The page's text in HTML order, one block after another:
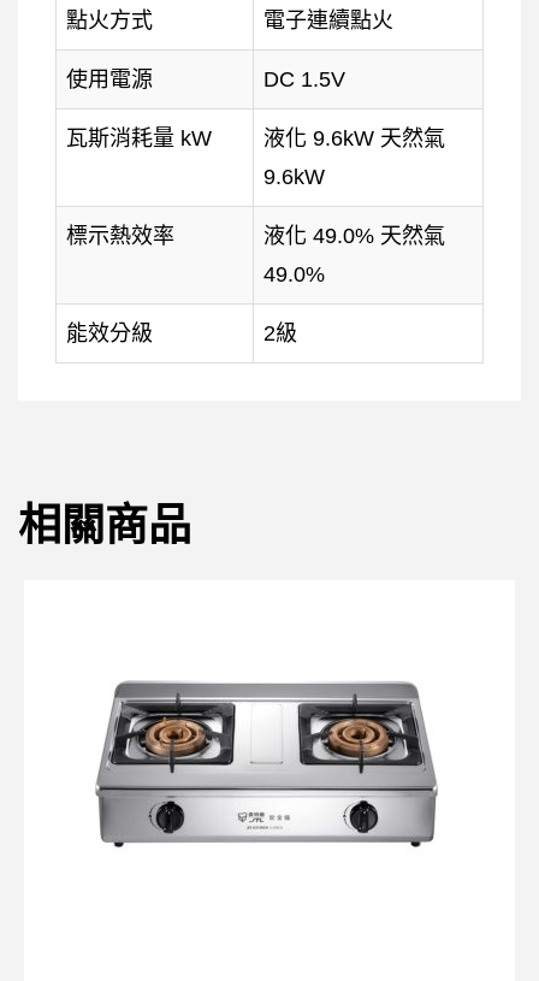
點火方式 電子連續點火
使用電源 DC 1.5V
瓦斯消耗量 kW
液化 9.6kW 天然氣
9.6kW
標示熱效率
液化 49.0% 天然氣
49.0%
能效分級 2級
相關商品